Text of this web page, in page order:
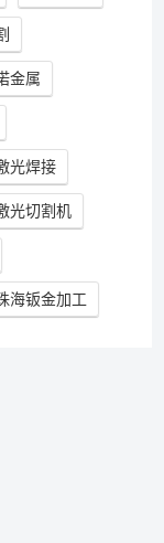
金属
光焊接
光切割机
海钣金加工